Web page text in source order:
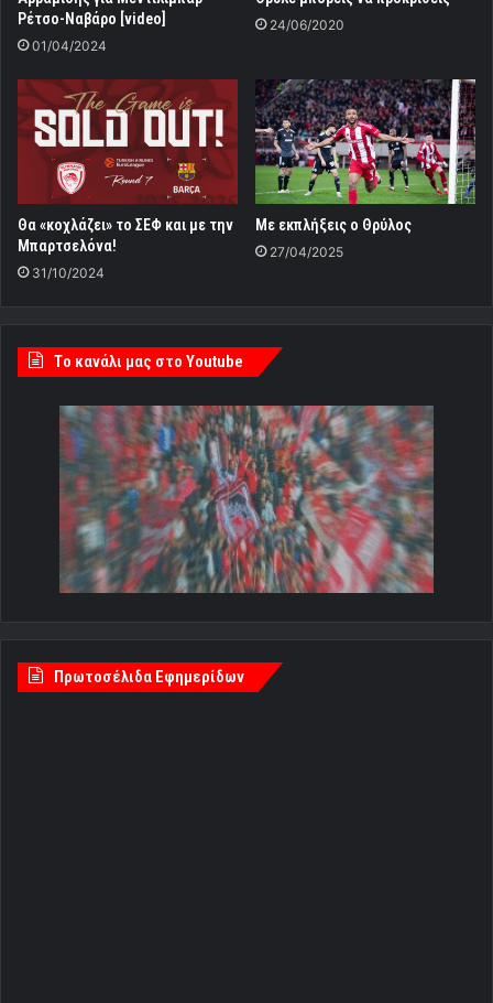
Ρέτσο-Ναβάρο [video]
01/04/2024
24/06/2020
Θα «κοχλάζει» το ΣΕΦ και με την
Μπαρτσελόνα!
31/10/2024
Με εκπλήξεις ο Θρύλος
27/04/2025
Tο κανάλι μας στο Youtube
Πρωτοσέλιδα Εφημερίδων